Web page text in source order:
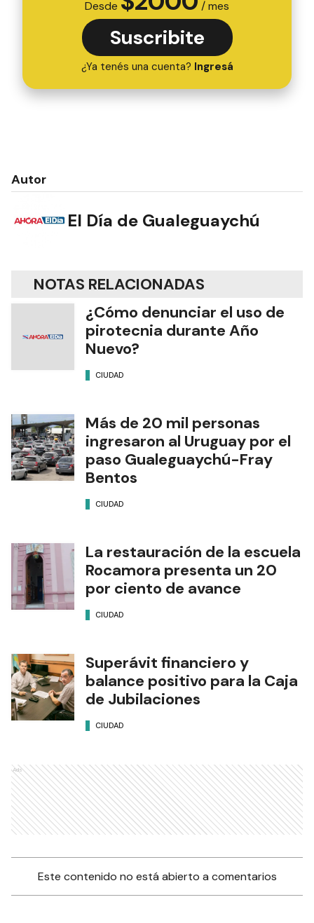
Desde / mes
Suscribite
¿Ya tenés una cuenta? Ingresá
Autor
El Día de Gualeguaychú
NOTAS RELACIONADAS
¿Cómo denunciar el uso de
pirotecnia durante Año
Nuevo?
CIUDAD
Más de 20 mil personas
ingresaron al Uruguay por el
paso Gualeguaychú-Fray
Bentos
CIUDAD
La restauración de la escuela
Rocamora presenta un 20
por ciento de avance
CIUDAD
Superávit financiero y
balance positivo para la Caja
de Jubilaciones
CIUDAD
Ads
Este contenido no está abierto a comentarios